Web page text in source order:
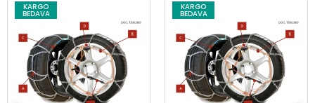
KARGO
BEDAVA
KARGO
BEDAVA